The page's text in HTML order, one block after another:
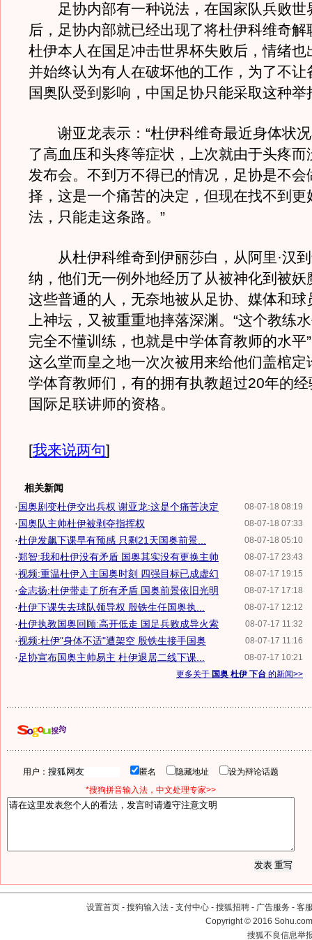
足协内部有一种说法，在国家队兵败世
后，足协内部就已经出现了将杜伊科维奇解
杜伊本人在国足冲击世界杯失败后，情绪也
并始终认为有人在破坏他的工作，为了不让
国奥队受到影响，中国足协只能采取这种举
谢亚龙表示：“杜伊科维奇最近身体状况
了高血压和头疼等症状，上次就由于头疼而
发布会。不到万不得已的情况，足协是不会
择，这是一个痛苦的决定，但现在找不到更
法，只能走这条路。”
从杜伊科维奇到伊丽莎白，从阿里·汉到
纳，他们无一例外地经历了从被神化到被妖
这些普通的人，无奈地被从足协、媒体和球
上神坛，又被重重地摔落深渊。“这个教练
完全不懂训练，也就是中学体育教师的水平
这么堂而皇之地一次次被用来给他们盖棺定
学体育教师们，有的拥有执教超过20年的
国际足联讲师的资格。
[我来说两句]
相关新闻
08-07-18 08:19
·国奥剧变杜伊交出兵权 谢亚龙:这是个痛苦决定
08-07-18 07:33
·国奥队主帅杜伊被剥夺指挥权
08-07-18 05:10
·杜伊发飙下课早有预感 只剩21天国奥前景...
08-07-17 23:43
·郑智:我和杜伊没有矛盾 国奥其实没有更换主帅
08-07-17 19:15
·视频:重温杜伊入主国奥时刻 四强目标已成虚幻
08-07-17 17:18
·金志扬:杜伊带走了所有矛盾 国奥前景依旧光明
08-07-17 12:12
·杜伊下课失去球队领导权 殷铁生任国奥执...
08-07-17 11:32
·杜伊执教国奥回顾:高开低走 国足兵败成导火索
08-07-17 11:16
·视频:杜伊"身体不适"遭架空 殷铁生接手国奥
08-07-17 10:21
· 足协宣布国奥主帅易主 杜伊退居二线下课...
更多关于 国奥 杜伊 下台 的新闻>>
用户： 匿名 隐藏地址
设为辩论话题
*搜狗拼音输入法，中文处理专家>>
设置首页 - 搜狗输入法 - 支付中心 - 搜狐招聘 - 广告服务 - 客
Copyright©2016
搜狐不良信息举